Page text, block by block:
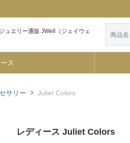
ュエリー通販 JWell（ジェイウェ
ス
サリー Juliet Colors
レディース Juliet Colors